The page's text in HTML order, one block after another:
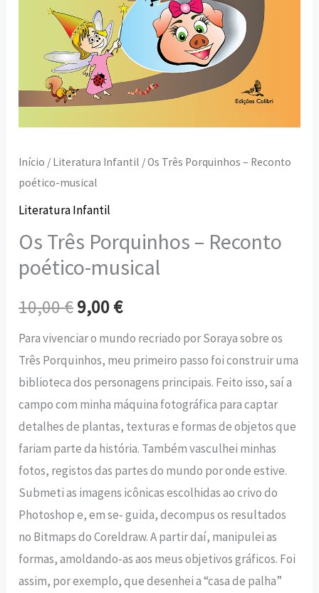
Início / Literatura Infantil / Os Três Porquinhos – Reconto
poético-musical
Literatura Infantil
Os Três Porquinhos – Reconto
poético-musical
10,00€9,00€
Para vivenciar o mundo recriado por Soraya sobre os
Três Porquinhos, meu primeiro passo foi construir uma
biblioteca dos personagens principais. Feito isso, saí a
campo com minha máquina fotográfica para captar
detalhes de plantas, texturas e formas de objetos que
fariam parte da história. Também vasculhei minhas
fotos, registos das partes do mundo por onde estive.
Submeti as imagens icônicas escolhidas ao crivo do
Photoshop e, em se- guida, decompus os resultados
no Bitmaps do Coreldraw. A partir daí, manipulei as
formas, amoldando-as aos meus objetivos gráficos. Foi
assim, por exemplo, que desenhei a “casa de palha”